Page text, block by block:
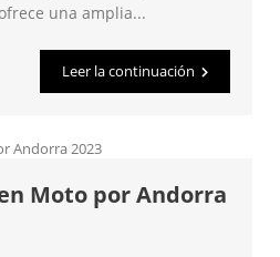
una amplia...
Leer la continuación
Moto por Andorra